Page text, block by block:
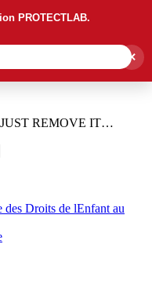
REMOVE IT…
PROTECTLAB.
×